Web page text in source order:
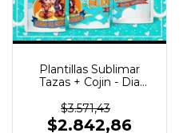
Plantillas Sublimar
Tazas + Cojin - Dia
$3.571,43
$2.842,86